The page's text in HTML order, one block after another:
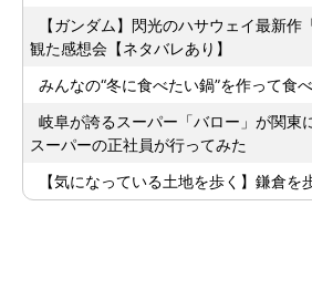
【ガンダム】閃光のハサウェイ最新作
観た感想会【ネタバレあり】
みんなの“冬に食べたい鍋”を作って食
岐阜が誇るスーパー「バロー」が関東
スーパーの正社員が行ってみた
【気になっている土地を歩く】鎌倉を